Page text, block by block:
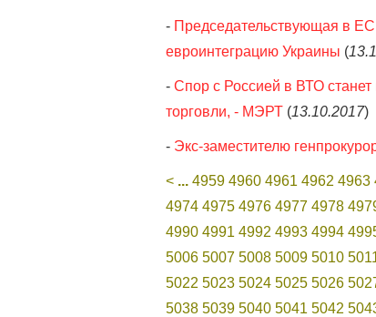
- Председательствующая в
евроинтеграцию Украины (
- Спор с Россией в ВТО
торговли, - МЭРТ (13.10.2017)
- Экс-заместителю
< ... 4959 4960 4961 4962 4963
4974 4975 4976 4977 4978
4990 4991 4992 4993 4994
5006 5007 5008 5009 5010
5022 5023 5024 5025 5026
5038 5039 5040 5041 5042